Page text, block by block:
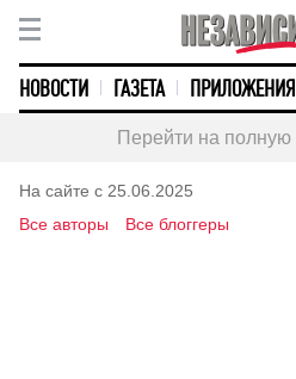
НОВОСТИ ГАЗЕТА ПРИЛОЖЕНИЯ
Перейти на полную
На сайте с 25.06.2025
Все авторы
Все блоггеры